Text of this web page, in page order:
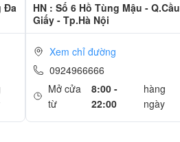
Đa
HN : Số 6 Hồ Tùng Mậu - Q.Cầu
Giấy - Tp.Hà Nội
Xem chỉ đường
0924966666
Mở cửa
từ
8:00 -
22:00
hàng
ngày